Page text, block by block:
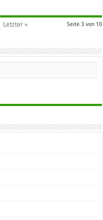
Seite 3 von 10
Letzter »